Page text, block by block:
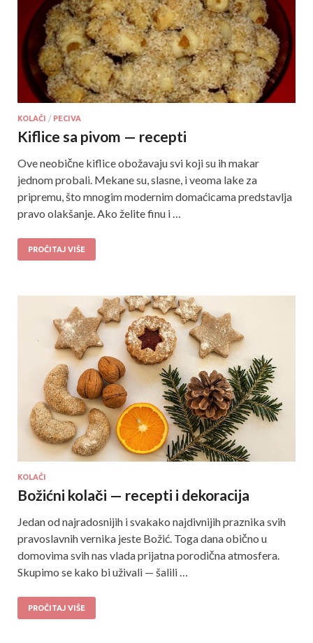
KOLAČI / PECIVA
Kiflice sa pivom — recepti
Ove neobične kiflice obožavaju svi koji su ih makar
jednom probali. Mekane su, slasne, i veoma lake za
pripremu, što mnogim modernim domaćicama predstavlja
pravo olakšanje. Ako želite finu i …
PROČITAJ VIŠE
KOLAČI
Božićni kolači — recepti i dekoracija
Jedan od najradosnijih i svakako najdivnijih praznika svih
pravoslavnih vernika jeste Božić. Toga dana obično u
domovima svih nas vlada prijatna porodična atmosfera.
Skupimo se kako bi uživali — šalili …
PROČITAJ VIŠE